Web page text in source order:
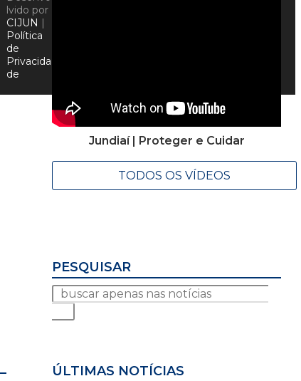
Jundiaí | Proteger e Cuidar
TODOS OS VÍDEOS
PESQUISAR
ÚLTIMAS NOTÍCIAS
lvido por
CIJUN |
Política
de
Privacida
de